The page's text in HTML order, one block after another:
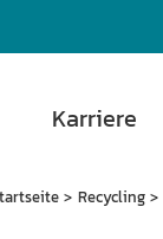
Karriere
Recycling